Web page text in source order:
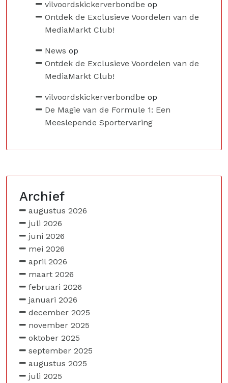
vilvoordskickerverbondbe op
Ontdek de Exclusieve Voordelen van de
MediaMarkt Club!
News op
Ontdek de Exclusieve Voordelen van de
MediaMarkt Club!
vilvoordskickerverbondbe op
De Magie van de Formule 1: Een
Meeslepende Sportervaring
Archief
augustus 2026
juli 2026
juni 2026
mei 2026
april 2026
maart 2026
februari 2026
januari 2026
december 2025
november 2025
oktober 2025
september 2025
augustus 2025
juli 2025